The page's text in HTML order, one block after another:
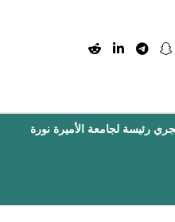
بن محمد مدخلي عميداً لكلية